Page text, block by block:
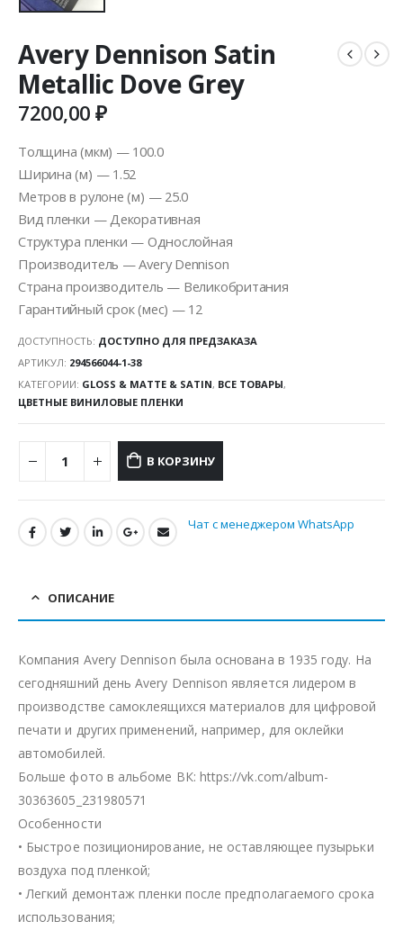
Avery Dennison Satin
Metallic Dove Grey
7200,00₽
Толщина (мкм) — 100.0
Ширина (м) — 1.52
Метров в рулоне (м) — 25.0
Вид пленки — Декоративная
Структура пленки — Однослойная
Производитель — Avery Dennison
Страна производитель — Великобритания
Гарантийный срок (мес) — 12
ДОСТУПНОСТЬ: ДОСТУПНО ДЛЯ ПРЕДЗАКАЗА
АРТИКУЛ: 294566044-1-38
КАТЕГОРИИ: GLOSS & MATTE & SATIN, ВСЕ ТОВАРЫ,
ЦВЕТНЫЕ ВИНИЛОВЫЕ ПЛЕНКИ
В КОРЗИНУ
Чат с менеджером WhatsApp
ОПИСАНИЕ
Компания Avery Dennison была основана в 1935 году. На
сегодняшний день Avery Dennison является лидером в
производстве самоклеящихся материалов для цифровой
печати и других применений, например, для оклейки
автомобилей.
Больше фото в альбоме ВК: https://vk.com/album-
30363605_231980571
Особенности
• Быстрое позиционирование, не оставляющее пузырьки
воздуха под пленкой;
• Легкий демонтаж пленки после предполагаемого срока
использования;